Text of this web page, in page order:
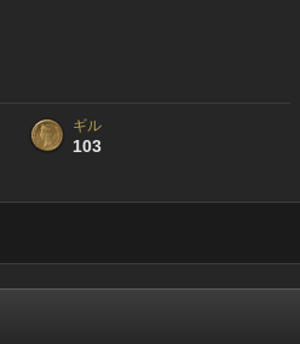
ギル
103